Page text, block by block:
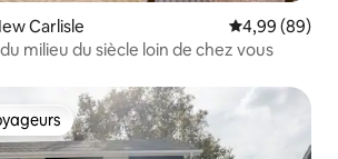
Carlisle Évaluation
4,99 (89)
milieu du siècle loin de chez vous